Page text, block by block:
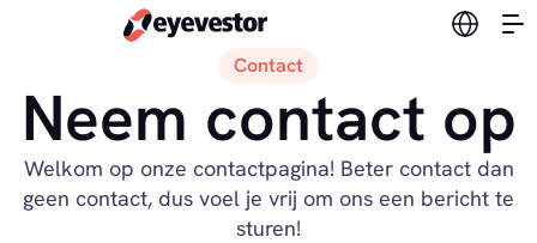
Contact
Neem contact op
Welkom op onze contactpagina! Beter contact dan
geen contact, dus voel je vrij om ons een bericht te
sturen!